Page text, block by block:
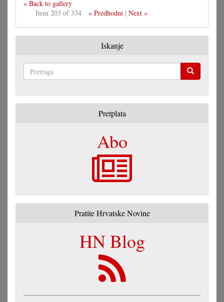
« Back to gallery
Item 203 of 334
« Predhodni| Next »
Iskanje
Pretplata
Abo
Pratite Hrvatske Novine
HN Blog